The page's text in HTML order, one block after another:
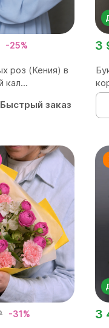
-25%
роз (Кения) в
кал...
Быстрый заказ
3
-31% 3